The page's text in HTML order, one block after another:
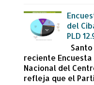
del
PLD
reciente Encuesta
Nacional del
refleja que el